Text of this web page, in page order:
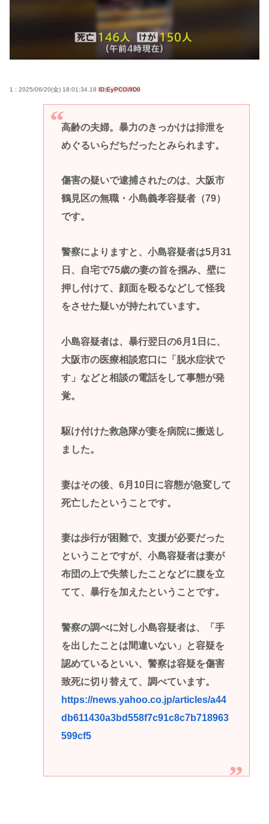
1 : 2025/06/20(金) 18:01:34.18 ID:EyPCOi9D0
高齢の夫婦。暴力のきっかけは排泄を
めぐるいらだちだったとみられます。
傷害の疑いで逮捕されたのは、大阪市
鶴見区の無職・小島義孝容疑者（79）
です。
警察によりますと、小島容疑者は5月31
日、自宅で75歳の妻の首を掴み、壁に
押し付けて、顔面を殴るなどして怪我
をさせた疑いが持たれています。
小島容疑者は、暴行翌日の6月1日に、
大阪市の医療相談窓口に「脱水症状で
す」などと相談の電話をして事態が発
覚。
駆け付けた救急隊が妻を病院に搬送し
ました。
妻はその後、6月10日に容態が急変して
死亡したということです。
妻は歩行が困難で、支援が必要だった
ということですが、小島容疑者は妻が
布団の上で失禁したことなどに腹を立
てて、暴行を加えたということです。
警察の調べに対し小島容疑者は、「手
を出したことは間違いない」と容疑を
認めているといい、警察は容疑を傷害
致死に切り替えて、調べています。
https://news.yahoo.co.jp/articles/a44
db611430a3bd558f7c91c8c7b718963
599cf5